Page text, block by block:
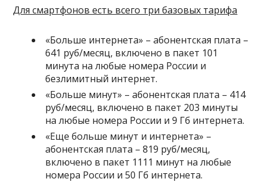
Для смартфонов есть всего три базовых тарифа
«Больше интернета» – абонентская плата –
641 руб/месяц, включено в пакет 101
минута на любые номера России и
безлимитный интернет.
«Больше минут» – абонентская плата – 414
руб/месяц, включено в пакет 203 минуты
на любые номера России и 9 Гб интернета.
«Еще больше минут и интернета» –
абонентская плата – 819 руб/месяц,
включено в пакет 1111 минут на любые
номера России и 50 Гб интернета.